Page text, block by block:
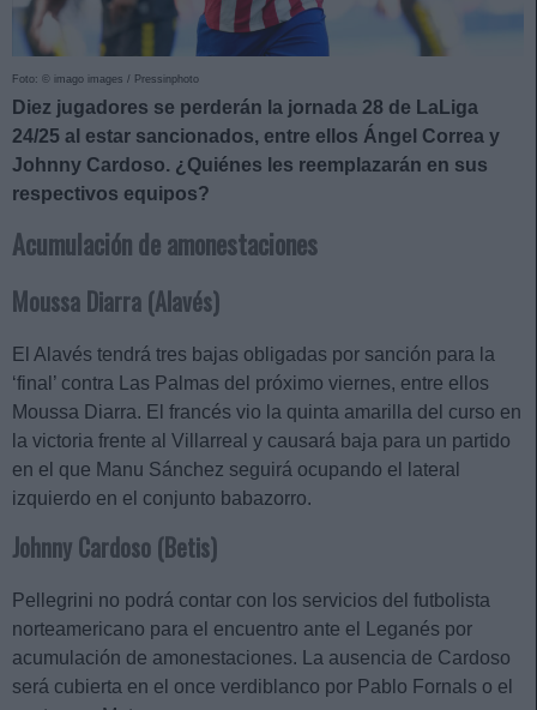
Foto: © imago images / Pressinphoto
Diez jugadores se perderán la jornada 28 de LaLiga
24/25 al estar sancionados, entre ellos Ángel Correa y
Johnny Cardoso. ¿Quiénes les reemplazarán en sus
respectivos equipos?
Acumulación de amonestaciones
Moussa Diarra (Alavés)
El Alavés tendrá tres bajas obligadas por sanción para la
‘final’ contra Las Palmas del próximo viernes, entre ellos
Moussa Diarra. El francés vio la quinta amarilla del curso en
la victoria frente al Villarreal y causará baja para un partido
en el que Manu Sánchez seguirá ocupando el lateral
izquierdo en el conjunto babazorro.
Johnny Cardoso (Betis)
Pellegrini no podrá contar con los servicios del futbolista
norteamericano para el encuentro ante el Leganés por
acumulación de amonestaciones. La ausencia de Cardoso
será cubierta en el once verdiblanco por Pablo Fornals o el